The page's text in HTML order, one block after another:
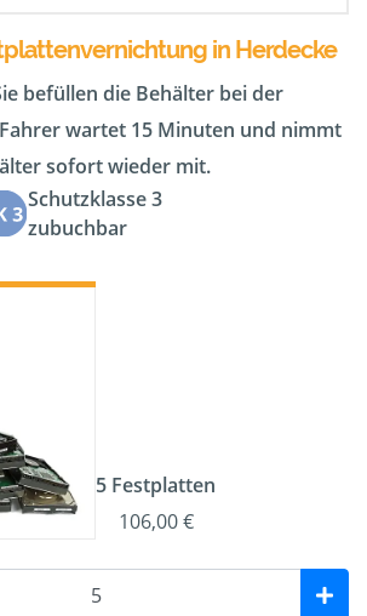
in Herdecke
befüllen die Behälter bei der
wartet 15 Minuten und nimmt
sofort wieder mit.
Schutzklasse 3
zubuchbar
5 Festplatten
106,00 €